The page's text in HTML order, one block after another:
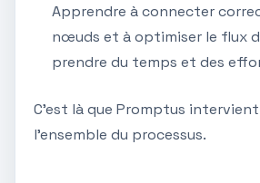
Apprendre à connecter
nœuds et à optimiser le flux
prendre du temps et des
C'est là que Promptus
l'ensemble du processus.